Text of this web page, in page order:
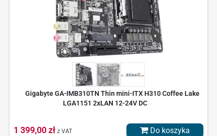
Gigabyte GA-IMB310TN Thin mini-ITX H310 Coffee Lake
LGA1151 2xLAN 12-24V DC
1 399,00 zł z VAT Do koszyka